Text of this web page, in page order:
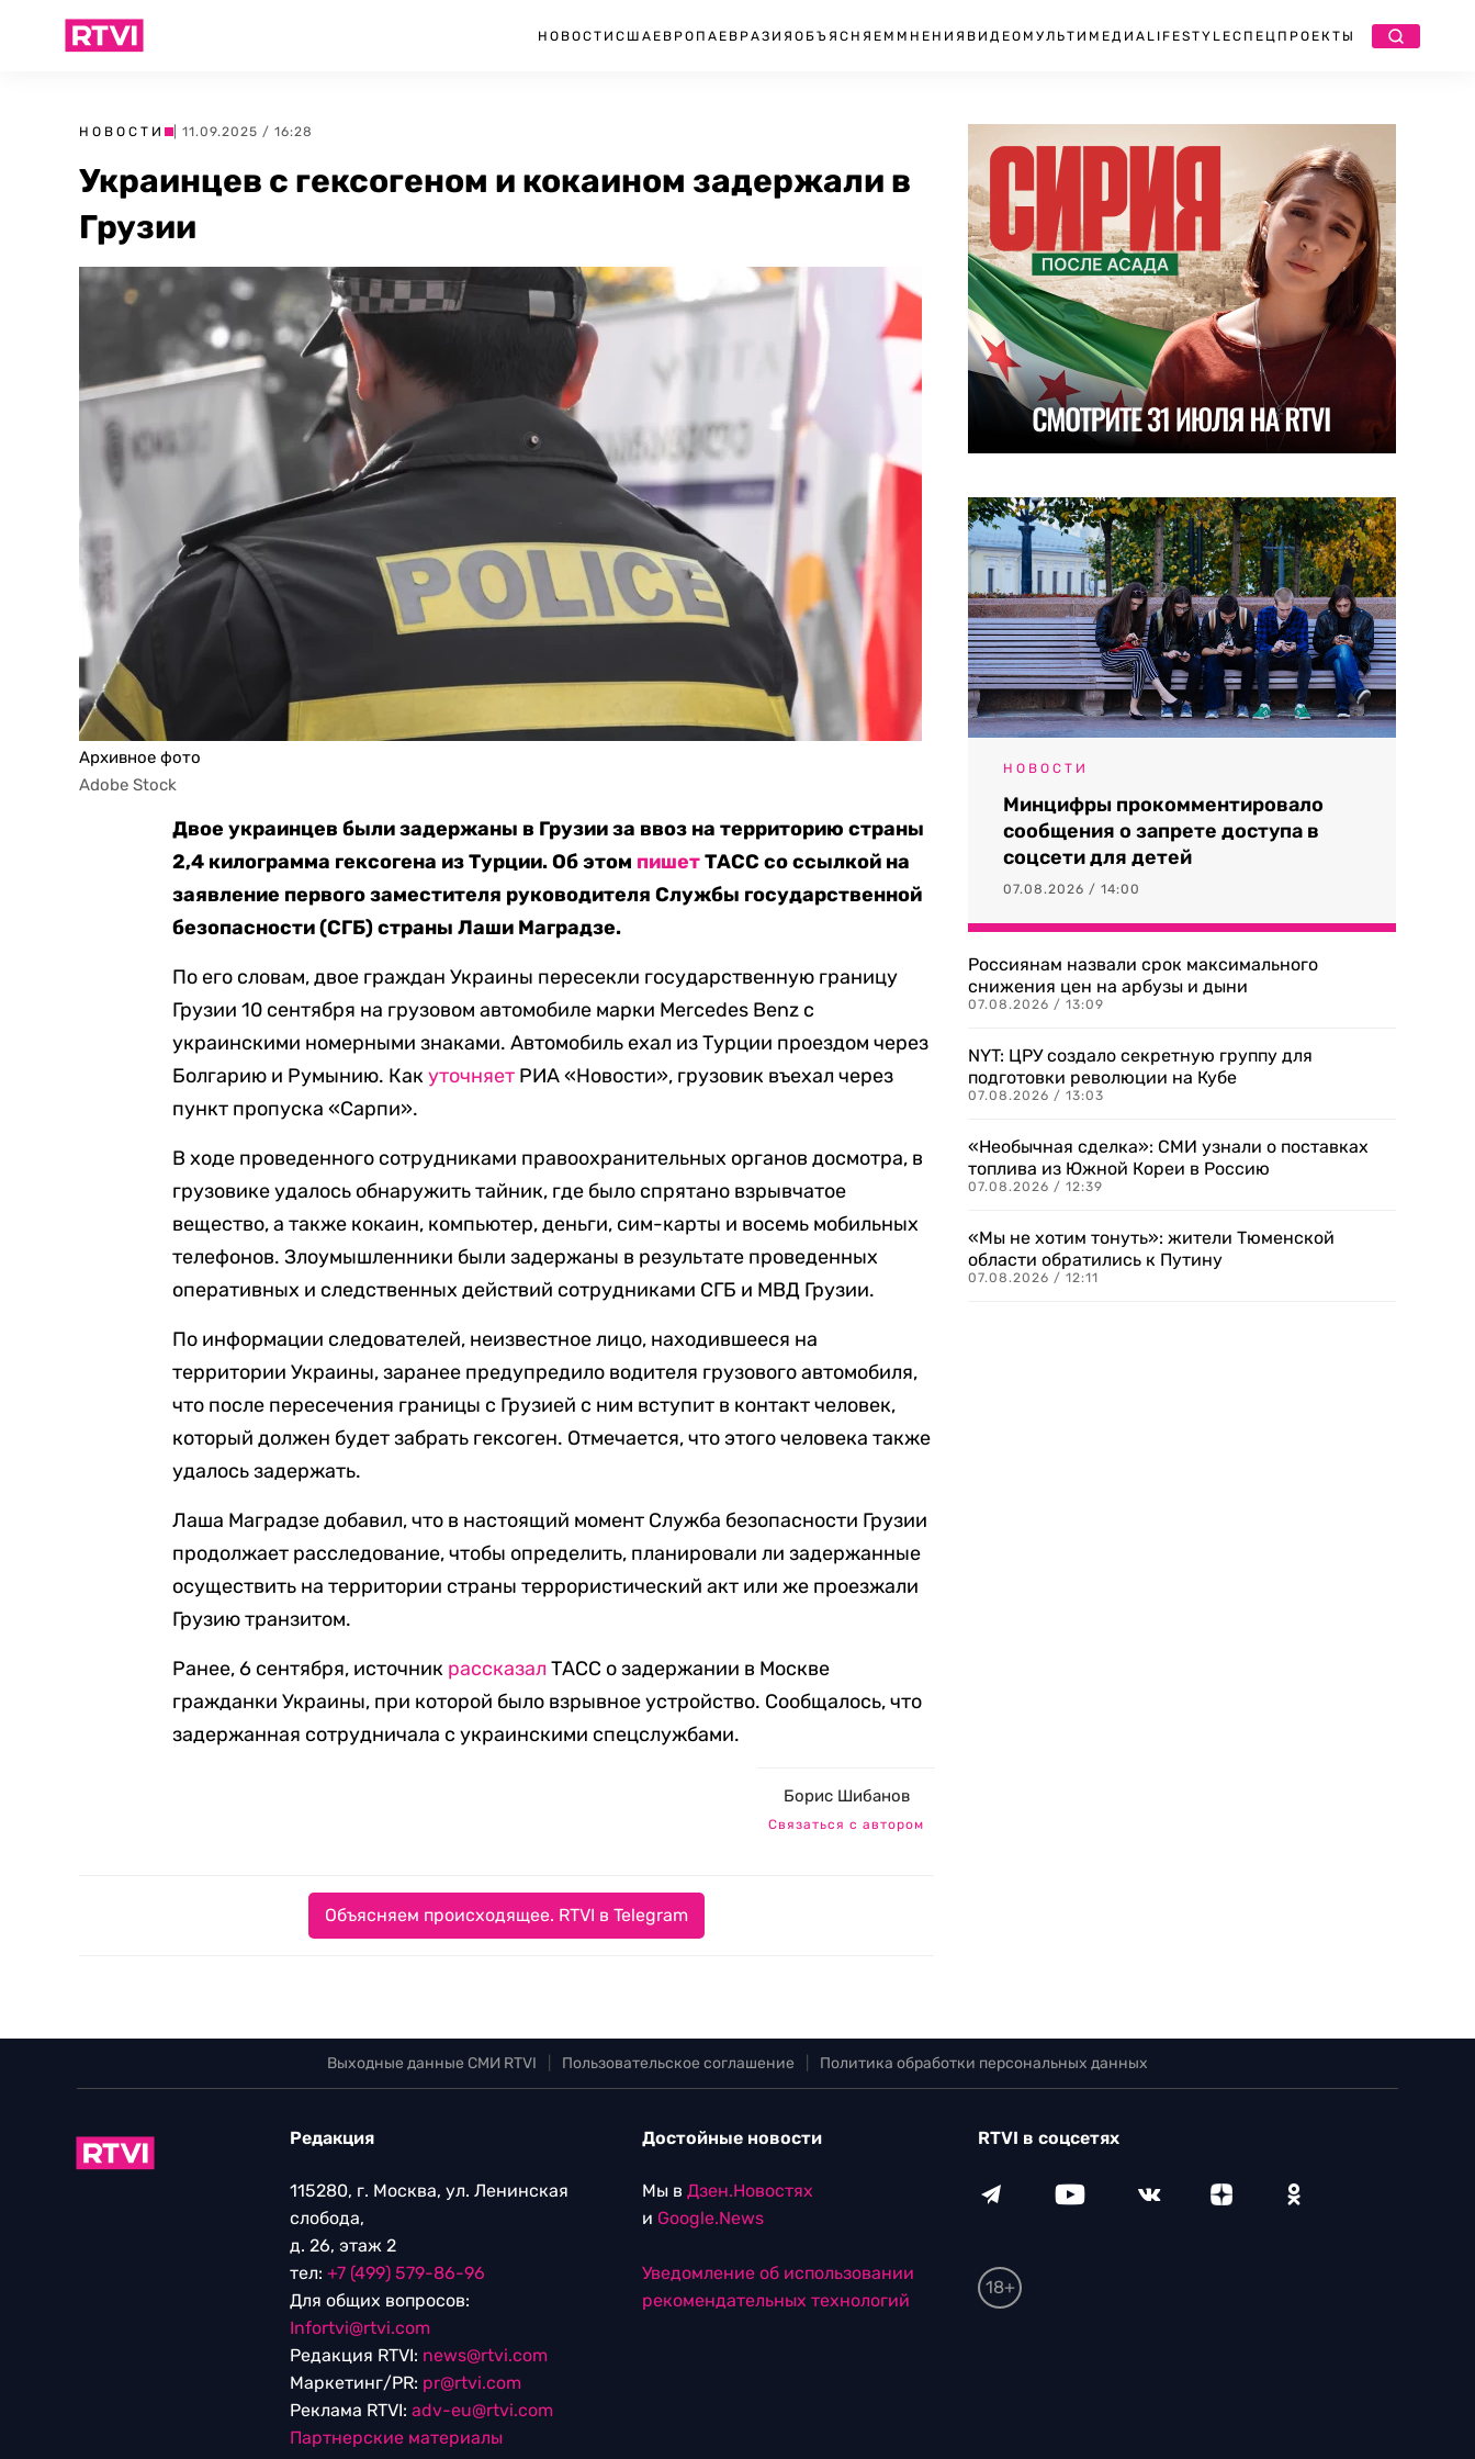
НОВОСТИ США ЕВРОПА ЕВРАЗИЯ ОБЪЯСНЯЕМ МНЕНИЯ ВИДЕО МУЛЬТИМЕДИА LIFESTYLEСПЕЦПРОЕКТЫ
НОВОСТИ | 11.09.2025 / 16:28
Украинцев с гексогеном и кокаином задержали в
Грузии
Архивное фото
Adobe Stock
Двое украинцев были задержаны в Грузии за ввоз на территорию страны
2,4 килограмма гексогена из Турции. Об этом пишетТАСС со ссылкой на
заявление первого заместителя руководителя Службы государственной
безопасности (СГБ) страны Лаши Маградзе.
По его словам, двое граждан Украины пересекли государственную границу
Грузии 10 сентября на грузовом автомобиле марки Меrcedes Benz с
украинскими номерными знаками. Автомобиль ехал из Турции проездом через
Болгарию и Румынию. Какуточняет РИА «Новости», грузовик въехал через
пункт пропуска «Сарпи».
В ходе проведенного сотрудниками правоохранительных органов досмотра, в
грузовике удалось обнаружить тайник, где было спрятано взрывчатое
вещество, а также кокаин, компьютер, деньги, сим-карты и восемь мобильных
телефонов. Злоумышленники были задержаны в результате проведенных
оперативных и следственных действий сотрудниками СГБ и МВД Грузии.
По информации следователей, неизвестное лицо, находившееся на
территории Украины, заранее предупредило водителя грузового автомобиля,
что после пересечения границы с Грузией с ним вступит в контакт человек,
который должен будет забрать гексоген. Отмечается, что этого человека также
удалось задержать.
Лаша Маградзе добавил, что в настоящий момент Служба безопасности Грузии
продолжает расследование, чтобы определить, планировали ли задержанные
осуществить на территории страны террористический акт или же проезжали
Грузию транзитом.
Ранее, 6 сентября, источник рассказал ТАСС о задержании в Москве
гражданки Украины, при которой было взрывное устройство. Сообщалось, что
задержанная сотрудничала с украинскими спецслужбами.
Борис Шибанов
Связаться с автором
Объясняем происходящее. RTVI в Telegram
НОВОСТИ
Минцифры прокомментировало
сообщения о запрете доступа в
соцсети для детей
07.08.2026 / 14:00
Россиянам назвали срок максимального
снижения цен на арбузы и дыни
07.08.2026 / 13:09
NYT: ЦРУ создало секретную группу для
подготовки революции на Кубе
07.08.2026 / 13:03
«Необычная сделка»: СМИ узнали о поставках
топлива из Южной Кореи в Россию
07.08.2026 / 12:39
«Мы не хотим тонуть»: жители Тюменской
области обратились к Путину
07.08.2026 / 12:11
Выходные данные СМИ RTVI Пользовательское соглашение Политика обработки персональных данных
Редакция
115280, г. Москва, ул. Ленинская
слобода,
д. 26, этаж 2
тел: +7 (499) 579-86-96
Для общих вопросов:
Infortvi@rtvi.com
Редакция RTVI: news@rtvi.com
Маркетинг/PR: pr@rtvi.com
Реклама RTVI: adv-eu@rtvi.com
Партнерские материалы
Достойные новости
Мы в Дзен.Новостях
и Google.News
Уведомление об использовании
рекомендательных технологий
RTVI в соцсетях
18+